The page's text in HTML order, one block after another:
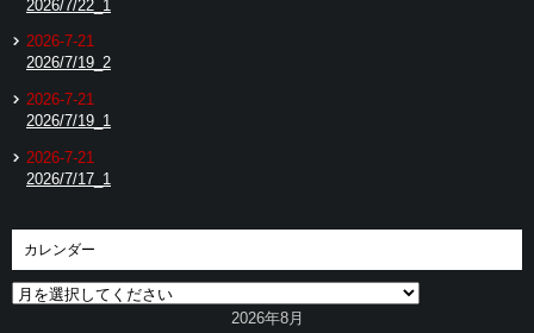
2026/7/22_1
2026-7-21
2026/7/19_2
2026-7-21
2026/7/19_1
2026-7-21
2026/7/17_1
カレンダー
2026年8月